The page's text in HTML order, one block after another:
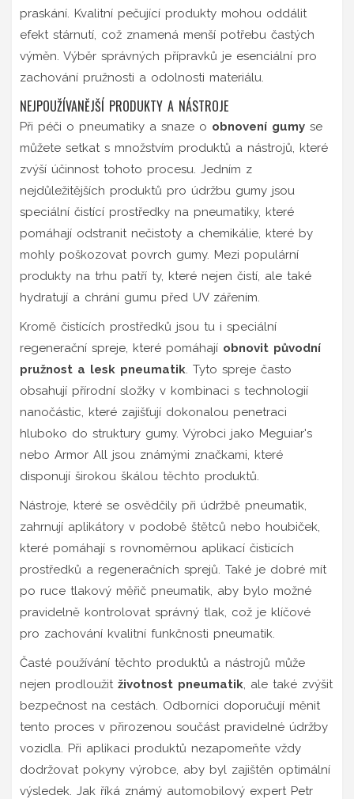
praskání. Kvalitní pečující produkty mohou oddálit
efekt stárnutí, což znamená menší potřebu častých
výměn. Výběr správných přípravků je esenciální pro
zachování pružnosti a odolnosti materiálu.
NEJPOUŽÍVANĚJŠÍ PRODUKTY A NÁSTROJE
Při péči o pneumatiky a snaze o obnovení gumy se
můžete setkat s množstvím produktů a nástrojů, které
zvýší účinnost tohoto procesu. Jedním z
nejdůležitějších produktů pro údržbu gumy jsou
speciální čistící prostředky na pneumatiky, které
pomáhají odstranit nečistoty a chemikálie, které by
mohly poškozovat povrch gumy. Mezi populární
produkty na trhu patří ty, které nejen čistí, ale také
hydratují a chrání gumu před UV zářením.
Kromě čistících prostředků jsou tu i speciální
regenerační spreje, které pomáhají obnovit původní
pružnost a lesk pneumatik. Tyto spreje často
obsahují přírodní složky v kombinaci s technologií
nanočástic, které zajišťují dokonalou penetraci
hluboko do struktury gumy. Výrobci jako Meguiar's
nebo Armor All jsou známými značkami, které
disponují širokou škálou těchto produktů.
Nástroje, které se osvědčily při údržbě pneumatik,
zahrnují aplikátory v podobě štětců nebo houbiček,
které pomáhají s rovnoměrnou aplikací čisticích
prostředků a regeneračních sprejů. Také je dobré mít
po ruce tlakový měřič pneumatik, aby bylo možné
pravidelně kontrolovat správný tlak, což je klíčové
pro zachování kvalitní funkčnosti pneumatik.
Časté používání těchto produktů a nástrojů může
nejen prodloužit životnost pneumatik, ale také zvýšit
bezpečnost na cestách. Odborníci doporučují měnit
tento proces v přirozenou součást pravidelné údržby
vozidla. Při aplikaci produktů nezapomeňte vždy
dodržovat pokyny výrobce, aby byl zajištěn optimální
výsledek. Jak říká známý automobilový expert Petr